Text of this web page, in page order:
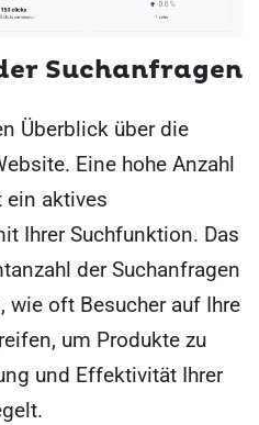
Suchanfragen
Überblick über die
Eine hohe Anzahl
ein aktives
Ihrer Suchfunktion. Das
der Suchanfragen
wie oft Besucher auf Ihre
um Produkte zu
und Effektivität Ihrer